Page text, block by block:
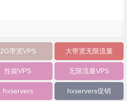
2G带宽VPS 大带宽无限流量
性能VPS 无限流量VPS
hxservers hxservers促销